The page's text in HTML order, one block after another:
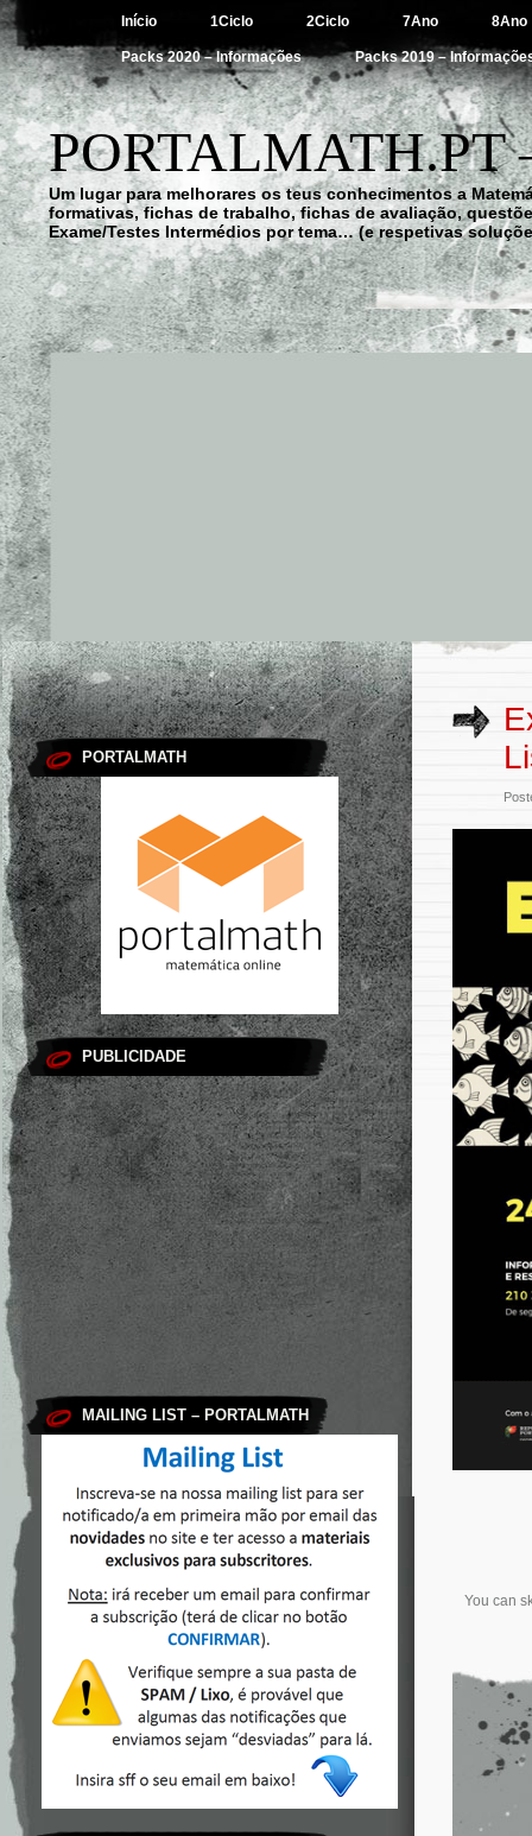
Início 1Ciclo 2Ciclo 7Ano 8Ano
Packs 2020 – Informações Packs 2019 –
Um lugar para melhorares os teus conhecimentos a
formativas, fichas de trabalho, fichas de avaliação,
Exame/Testes Intermédios por tema… (e respetivas
PORTALMATH
PUBLICIDADE
MAILING LIST – PORTALMATH
You can